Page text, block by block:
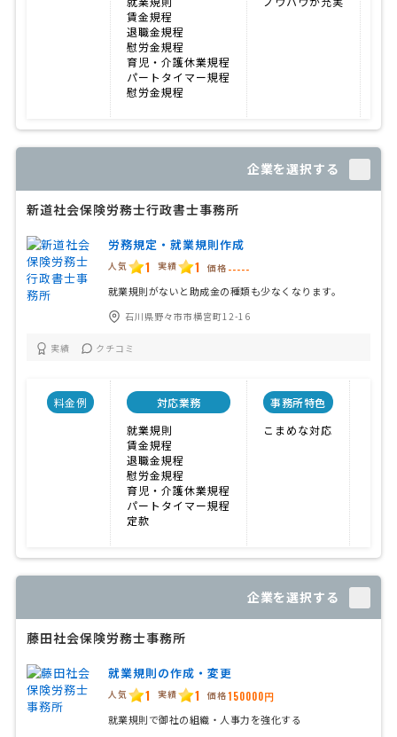
賃金規程
退職金規程
慰労金規程
育児・介護休業規程
パートタイマー規程
慰労金規程
企業を選択する
新道社会保険労務士行政書士事務所
労務規定・就業規則作成
人気 1 実績 1 価格 -----
就業規則がないと助成金の種類も少なくなります。
石川県野々市市横宮町12-16
実績 クチコミ
料金例
対応業務
就業規則
賃金規程
退職金規程
慰労金規程
育児・介護休業規程
パートタイマー規程
定款
事務所特色
こまめな対応
企業を選択する
藤田社会保険労務士事務所
就業規則の作成・変更
人気 1 実績 1 価格150000円
就業規則で御社の組織・人事力を強化する